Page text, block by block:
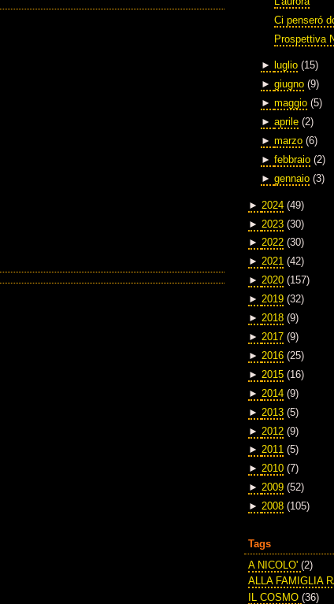
Ci penseró
Prospettiva
► luglio (15)
► giugno (9)
► maggio (5)
► aprile (2)
► marzo (6)
► febbraio (2)
► gennaio (3)
► 2024 (49)
► 2023 (30)
► 2022 (30)
► 2021 (42)
► 2020 (157)
► 2019 (32)
► 2018 (9)
► 2017 (9)
► 2016 (25)
► 2015 (16)
► 2014 (9)
► 2013 (5)
► 2012 (9)
► 2011 (5)
► 2010 (7)
► 2009 (52)
► 2008 (105)
Tags
A NICOLO' (2)
ALLA FAMIGLIA
IL COSMO (36)